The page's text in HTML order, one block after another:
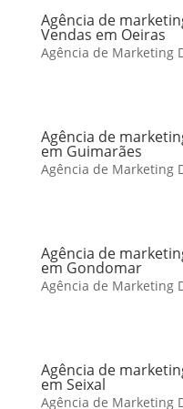
Agência de
Vendas em Oeiras
Agência de Marketing
Agência de
em Guimarães
Agência de Marketing
Agência de
em Gondomar
Agência de Marketing
Agência de
em Seixal
Agência de Marketing